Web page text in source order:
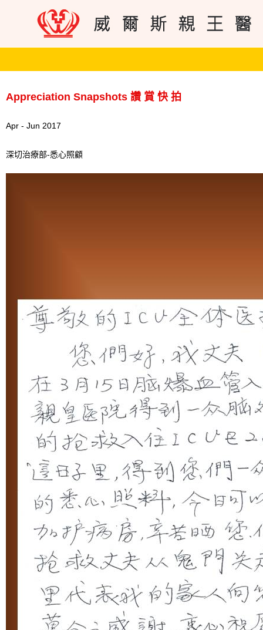
Appreciation Snapshots 讚 賞 快 拍
Apr - Jun 2017
深切治療部-悉心照顧